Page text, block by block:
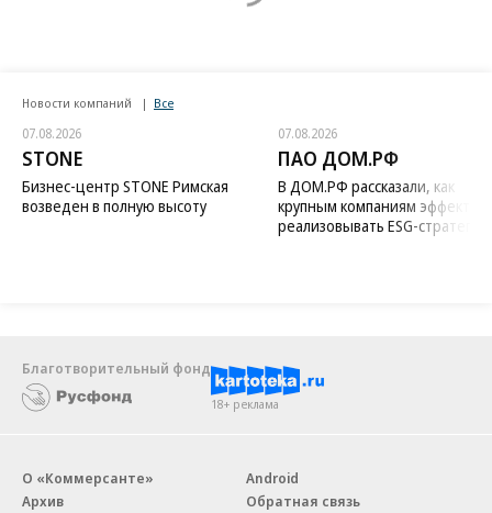
Новости компаний Все
07.08.2026
STONE
Бизнес-центр STONE Римская
возведен в полную высоту
07.08.2026
ПАО ДОМ.РФ
В ДОМ.РФ рассказали, как
крупным компаниям
реализовывать ESG-стратегию
Благотворительный фонд
18+ реклама
О «Коммерсанте»
Архив
Android
Обратная связь